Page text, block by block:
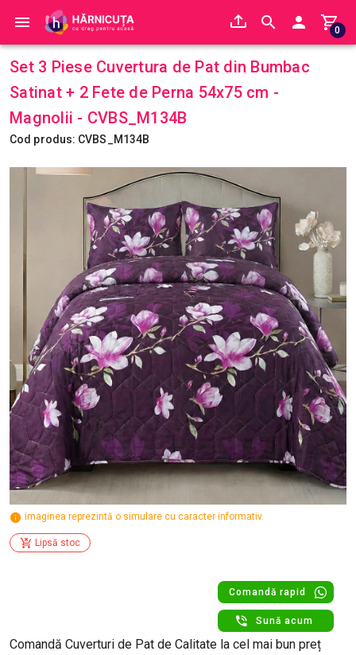
0
Set 3 Piese Cuvertura de Pat din Bumbac
Satinat + 2 Fete de Perna 54x75 cm -
Magnolii - CVBS_M134B
Cod produs: CVBS_M134B
imaginea reprezintă o simulare cu caracter informativ.
Lipsă stoc
Comandă rapid
Sună acum
Comandă Cuverturi de Pat de Calitate la cel mai bun preț